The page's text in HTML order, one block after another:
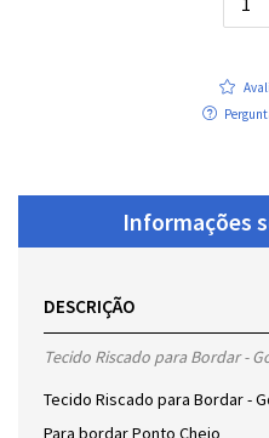
Informações
DESCRIÇÃO
Tecido Riscado para Bordar -
Tecido Riscado para Bordar -
Para bordar Ponto Cheio